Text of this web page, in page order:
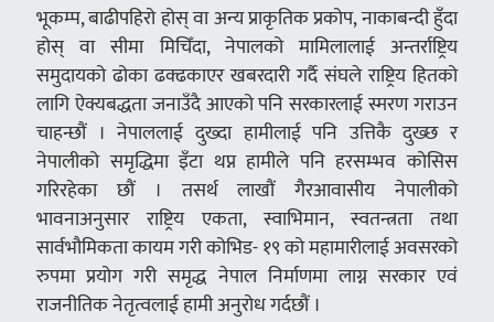
भूकम्प, बाढीपहिरो होस् वा अन्य प्राकृतिक प्रकोप, नाकाबन्दी हुँदा
होस् वा सीमा मिचिँदा, नेपालको मामिलालाई अन्तर्राष्ट्रिय
समुदायको ढोका ढक्ढकाएर खबरदारी गर्दै संघले राष्ट्रिय हितको
लागि ऐक्यबद्धता जनाउँदै आएको पनि सरकारलाई स्मरण गराउन
चाहन्छौं । नेपाललाई दुख्दा हामीलाई पनि उत्तिकै दुख्छ र
नेपालीको समृद्धिमा इँटा थप्न हामीले पनि हरसम्भव कोसिस
गरिरहेका छौं । तसर्थ लाखौं गैरआवासीय नेपालीको
भावनाअनुसार राष्ट्रिय एकता, स्वाभिमान, स्वतन्त्रता तथा
सार्वभौमिकता कायम गरी कोभिड- १९ को महामारीलाई अवसरको
रुपमा प्रयोग गरी समृद्ध नेपाल निर्माणमा लाग्न सरकार एवं
राजनीतिक नेतृत्वलाई हामी अनुरोध गर्दछौं ।